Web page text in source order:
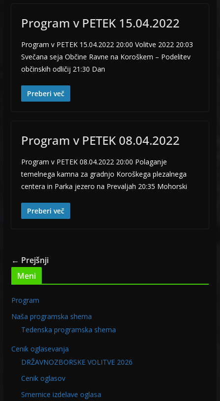
Program v PETEK 15.04.2022
Program v PETEK 15.04.2022 20:00 Volitve 2022 20:03
Svečana seja Občine Ravne na Koroškem – Podelitev
občinskih odličij 21:30 Dan
Preberi več
Program v PETEK 08.04.2022
Program v PETEK 08.04.2022 20:00 Polaganje
temelnega kamna za gradnjo Koroškega plezalnega
centera in Parka jezero na Prevaljah 20:35 Mohorski
Preberi več
← Prejšnji
Meni
Program
Naša programska shema
Tedenska programska shema
Cenik oglasevanja
DRŽAVNOZBORSKE VOLITVE 2026
Cenik oglasov
Smernice izdelave oglasa